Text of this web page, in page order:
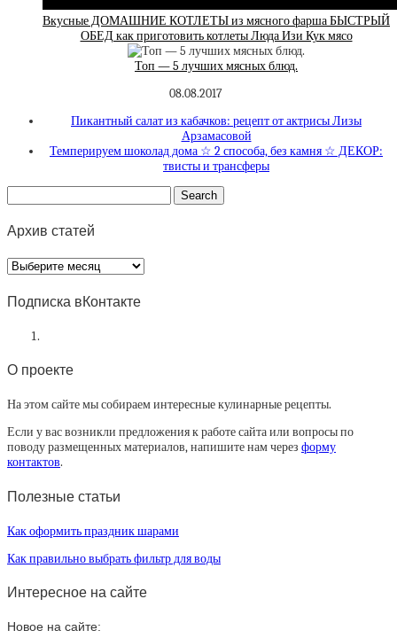
Вкусные ДОМАШНИЕ КОТЛЕТЫ из мясного фарша БЫСТРЫЙ
ОБЕД как приготовить котлеты Люда Изи Кук мясо
Топ — 5 лучших мясных блюд.
08.08.2017
Пикантный салат из кабачков: рецепт от актрисы Лизы
Арзамасовой
Темперируем шоколад дома ☆ 2 способа, без камня ☆ ДЕКОР:
твисты и трансферы
Архив статей
Архив
статей
Подписка вКонтакте
О проекте
На этом сайте мы собираем интересные кулинарные рецепты.
Если у вас возникли предложения к работе сайта или вопросы по
поводу размещенных материалов, напишите нам через форму
контактов.
Полезные статьи
Как оформить праздник шарами
Как правильно выбрать фильтр для воды
Интересное на сайте
Новое на сайте: